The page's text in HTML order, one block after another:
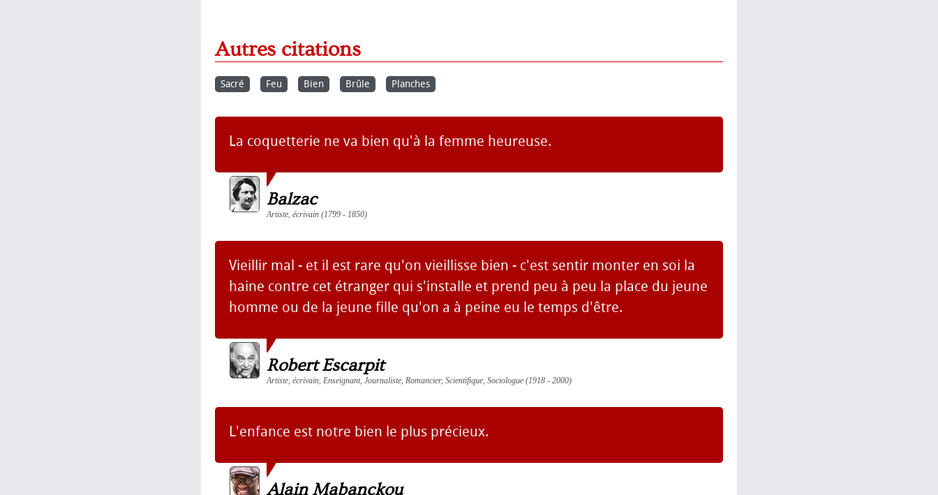
Autres citations
Sacré Feu Bien Brûle Planches
La coquetterie ne va bien qu'à la femme heureuse.
Balzac
Artiste, écrivain (1799 - 1850)
Vieillir mal - et il est rare qu'on vieillisse bien - c'est sentir monter en soi la
haine contre cet étranger qui s'installe et prend peu à peu la place du jeune
homme ou de la jeune fille qu'on a à peine eu le temps d'être.
Robert Escarpit
Artiste, écrivain, Enseignant, Journaliste, Romancier, Scientifique, Sociologue (1918 - 2000)
L'enfance est notre bien le plus précieux.
Alain Mabanckou